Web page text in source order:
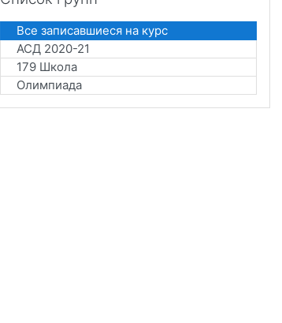
Все записавшиеся на курс
АСД 2020-21
179 Школа
Олимпиада